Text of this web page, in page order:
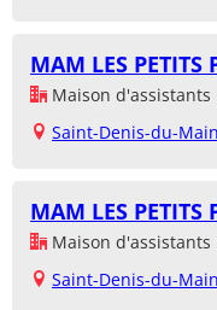
MAM LES PETITS
Maison
Saint-Denis-du-
MAM LES PETITS
Maison
Saint-Denis-du-